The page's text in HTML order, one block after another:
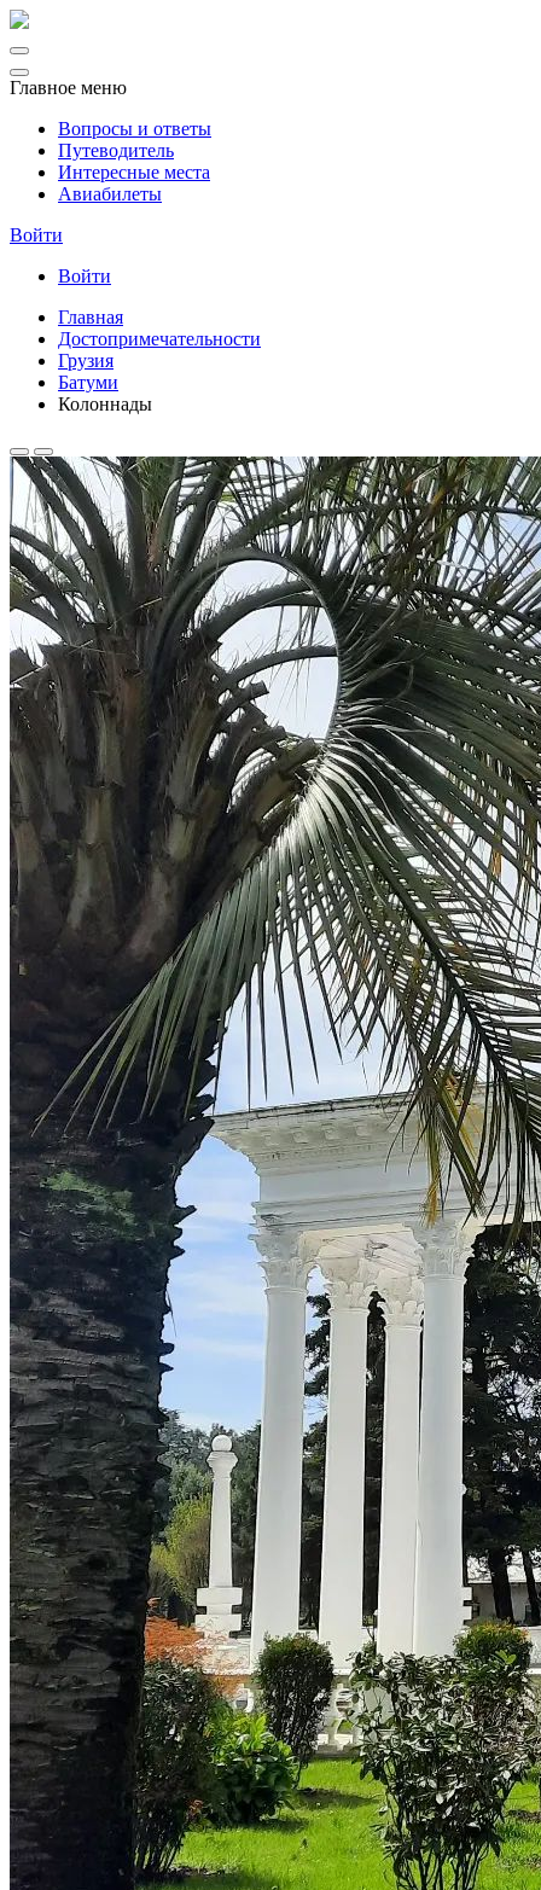
Главное меню
Вопросы и ответы
Путеводитель
Интересные места
Авиабилеты
Войти
Войти
Главная
Достопримечательности
Грузия
Батуми
Колоннады